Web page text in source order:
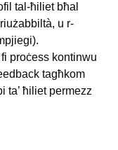
tal-ħiliet bħal
u r-
proċess kontinwu
tagħkom
ta’ ħiliet permezz